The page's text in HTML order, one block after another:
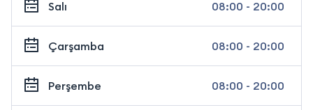
Salı 08:00 - 20:00
Çarşamba 08:00 - 20:00
Perşembe 08:00 - 20:00